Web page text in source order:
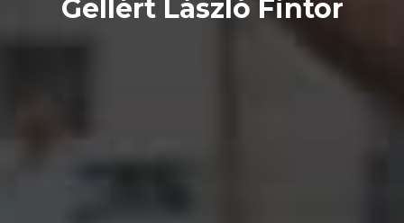
Gellért László Fintor